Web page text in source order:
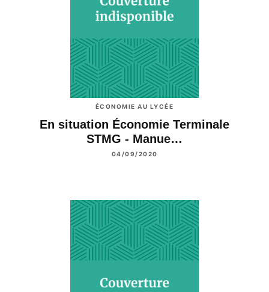
ÉCONOMIE AU LYCÉE
En situation Économie Terminale
STMG - Manue…
04/09/2020